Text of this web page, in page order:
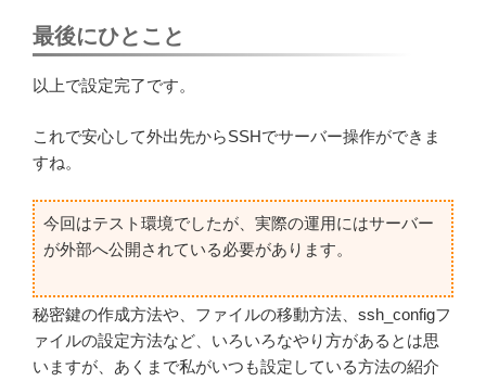
最後にひとこと
以上で設定完了です。
これで安心して外出先からSSHでサーバー操作ができま
すね。
今回はテスト環境でしたが、実際の運用にはサーバー
が外部へ公開されている必要があります。
秘密鍵の作成方法や、ファイルの移動方法、ssh_configフ
ァイルの設定方法など、いろいろなやり方があるとは思
いますが、あくまで私がいつも設定している方法の紹介